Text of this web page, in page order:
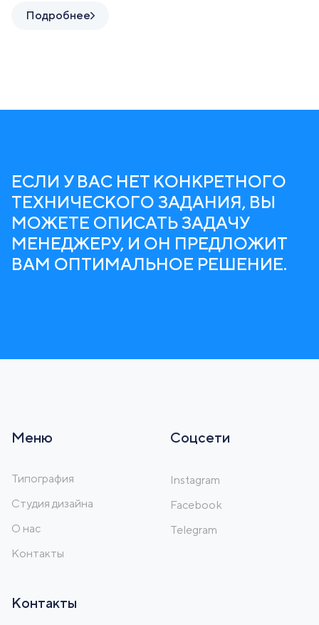
Подробнее
ЕСЛИ У ВАС НЕТ КОНКРЕТНОГО
ТЕХНИЧЕСКОГО ЗАДАНИЯ, ВЫ
МОЖЕТЕ ОПИСАТЬ ЗАДАЧУ
МЕНЕДЖЕРУ, И ОН ПРЕДЛОЖИТ
ВАМ ОПТИМАЛЬНОЕ РЕШЕНИЕ.
Меню
Типография
Студия дизайна
О нас
Контакты
Соцсети
Instagram
Facebook
Telegram
Контакты